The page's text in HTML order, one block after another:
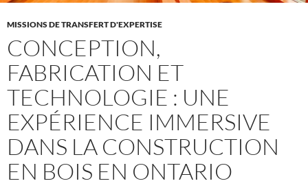
MISSIONS DE TRANSFERT D'EXPERTISE
CONCEPTION,
FABRICATION ET
TECHNOLOGIE : UNE
EXPÉRIENCE IMMERSIVE
DANS LA CONSTRUCTION
EN BOIS EN ONTARIO